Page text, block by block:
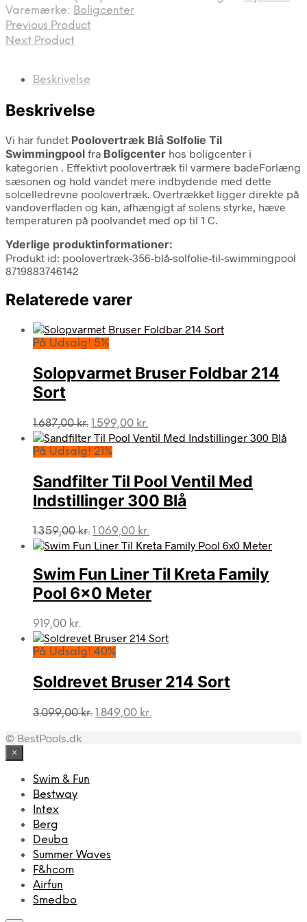
Varemærke: Boligcenter
Previous Product
Next Product
Beskrivelse
Beskrivelse
Vi har fundet Poolovertræk Blå Solfolie Til
Swimmingpool fra Boligcenter hos boligcenter i
kategorien . Effektivt poolovertræk til varmere badeForlæng
sæsonen og hold vandet mere indbydende med dette
solcelledrevne poolovertræk. Overtrækket ligger direkte på
vandoverfladen og kan, afhængigt af solens styrke, hæve
temperaturen på poolvandet med op til 1 C.
Yderlige produktinformationer:
Produkt id: poolovertræk-356-blå-solfolie-til-swimmingpool
8719883746142
Relaterede varer
På Udsalg! 5%
Solopvarmet Bruser Foldbar 214
Sort
1.687,00kr. Den
oprindelige
pris
1.687,00 kr..
1.599,00 kr.
aktuelle
1.599,00 kr..
På Udsalg! 21%
Sandfilter Til Pool Ventil Med
Indstillinger 300 Blå
1.359,00kr. Den
oprindelige
var:
1.359,00 kr..
1.069,00 kr.
aktuelle
er:
1.069,00 kr..
Swim Fun Liner Til Kreta Family
Pool 6×0 Meter
919,00 kr.
På Udsalg! 40%
Soldrevet Bruser 214 Sort
3.099,00kr. Den
1.849,00 kr.
© BestPools.dk
×
Swim & Fun
Bestway
Intex
Berg
Deuba
Summer Waves
F&hcom
Airfun
Smedbo